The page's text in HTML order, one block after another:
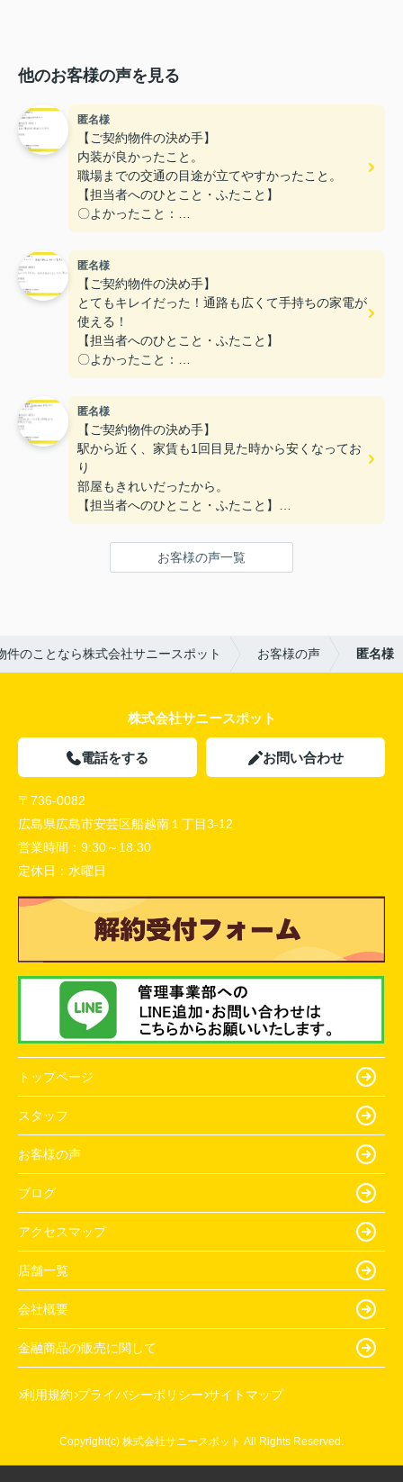
他のお客様の声を見る
匿名様
【ご契約物件の決め手】
内装が良かったこと。
職場までの交通の目途が立てやすかったこと。
【担当者へのひとこと・ふたこと】
〇よかったこと：
こまかい所まで丁寧な対応をありがとうございまし
た。
〇悪かったこと：
匿名様
【ご契約物件の決め手】
とてもキレイだった！通路も広くて手持ちの家電が
使える！
【担当者へのひとこと・ふたこと】
〇よかったこと：
対応がとてもやわらかく、不なれな私たちにとって
とても安心できた。
〇悪かったこと：
とくになし！
匿名様
【ご契約物件の決め手】
駅から近く、家賃も1回目見た時から安くなってお
り
部屋もきれいだったから。
【担当者へのひとこと・ふたこと】
〇よかったこと：
何も分からない私達に一から丁寧に説明をしていた
だき、ありがとうございます。
お客様の声一覧
のことなら株式会社サニースポット お客様の声 匿名様
株式会社サニースポット
電話をする お問い合わせ
〒736-0082
広島県広島市安芸区船越南１丁目3-12
営業時間： 9:30～18:30
定休日： 水曜日
トップページ
スタッフ
お客様の声
ブログ
アクセスマップ
店舗一覧
会社概要
金融商品の販売に関して
利用規約 プライバシーポリシー サイトマップ
Copyright(c) 株式会社サニースポット All Rights Reserved.